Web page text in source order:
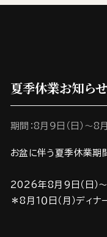
夏季休業お知らせ
期間：8月９日（日）～8
お盆に伴う夏季休業期
2026年8月9日（日）
＊8月１０日（月）ディ